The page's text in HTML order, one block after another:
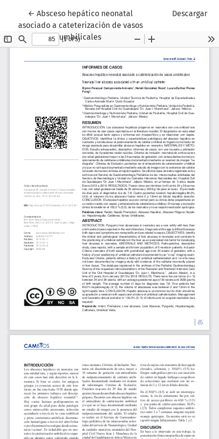
← Volver a los detalles del artículo
Absceso hepático neonatal
asociado a cateterización de vasos
umbilicales
Descargar